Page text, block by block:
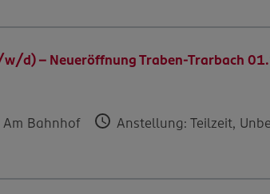
d) - Neueröffnung Traben-Trarbach
Bahnhof Anstellung: Teilzeit,